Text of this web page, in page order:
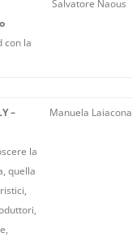
con la
Salvatore Naous
–
la
quella
Manuela Laiacona